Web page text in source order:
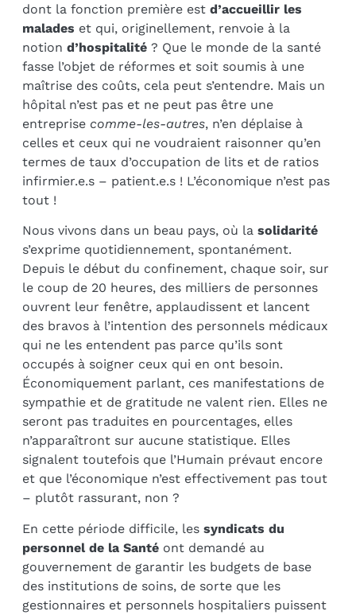
dont la fonction première est d’accueillir les
malades et qui, originellement, renvoie à la
notion d’hospitalité? Que le monde de la santé
fasse l’objet de réformes et soit soumis à une
maîtrise des coûts, cela peut s’entendre. Mais un
hôpital n’est pas et ne peut pas être une
entreprise comme-les-autres, n’en déplaise à
celles et ceux qui ne voudraient raisonner qu’en
termes de taux d’occupation de lits et de ratios
infirmier.e.s – patient.e.s ! L’économique n’est pas
tout !
Nous vivons dans un beau pays, où la solidarité
s’exprime quotidiennement, spontanément.
Depuis le début du confinement, chaque soir, sur
le coup de 20 heures, des milliers de personnes
ouvrent leur fenêtre, applaudissent et lancent
des bravos à l’intention des personnels médicaux
qui ne les entendent pas parce qu’ils sont
occupés à soigner ceux qui en ont besoin.
Économiquement parlant, ces manifestations de
sympathie et de gratitude ne valent rien. Elles ne
seront pas traduites en pourcentages, elles
n’apparaîtront sur aucune statistique. Elles
signalent toutefois que l’Humain prévaut encore
et que l’économique n’est effectivement pas tout
– plutôt rassurant, non ?
En cette période difficile, les syndicats du
personnel de la Santéont demandé au
gouvernement de garantir les budgets de base
des institutions de soins, de sorte que les
gestionnaires et personnels hospitaliers puissent